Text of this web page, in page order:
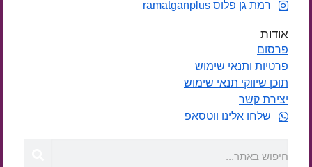
רמת גן פלוס ramatganplus
אודות
פרסום
פרטיות ותנאי שימוש
תוכן שיווקי תנאי שימוש
יצירת קשר
שלחו אלינו ווטסאפ